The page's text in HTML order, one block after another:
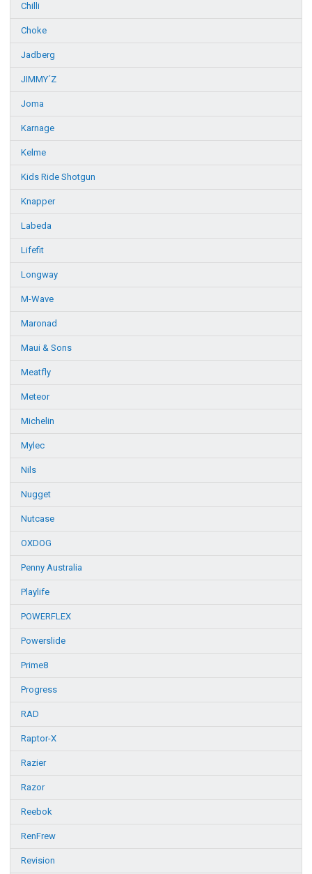
Chilli
Choke
Jadberg
JIMMY´Z
Joma
Karnage
Kelme
Kids Ride Shotgun
Knapper
Labeda
Lifefit
Longway
M-Wave
Maronad
Maui & Sons
Meatfly
Meteor
Michelin
Mylec
Nils
Nugget
Nutcase
OXDOG
Penny Australia
Playlife
POWERFLEX
Powerslide
Prime8
Progress
RAD
Raptor-X
Razier
Razor
Reebok
RenFrew
Revision